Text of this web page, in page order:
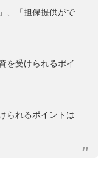
、「担保提供がで
を受けられるポイ
られるポイントは